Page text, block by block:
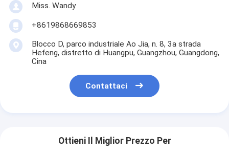
Miss. Wandy
+8619868669853
Blocco D, parco industriale Ao Jia, n. 8, 3a strada
Hefeng, distretto di Huangpu, Guangzhou, Guangdong,
Cina
Contattaci
Ottieni Il Miglior Prezzo Per